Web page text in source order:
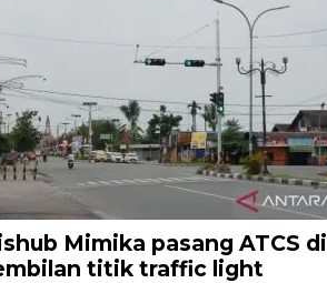
Mimika pasang ATCS di
titik traffic light